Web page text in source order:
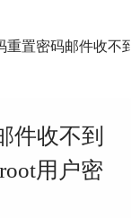
重置密码邮件收不
件收不到
用户密